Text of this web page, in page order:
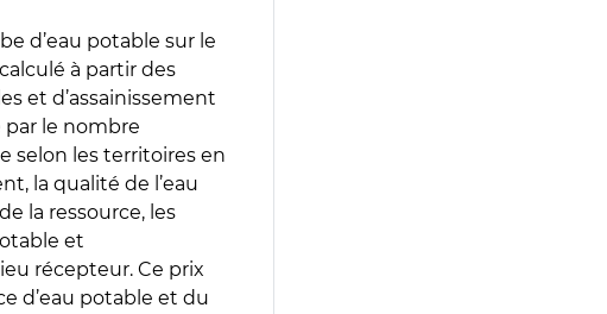
d’eau potable sur le
à partir des
et d’assainissement
par le nombre
selon les territoires en
la qualité de l’eau
la ressource, les
et
récepteur. Ce prix
d’eau potable et du